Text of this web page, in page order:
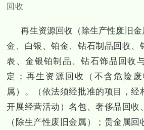
回收
再生资源回收（除生产性废旧
金、白银、铂金、钻石制品回收、
表、金银铂制品、钻石饰品回收
定；再生资源回收（不含危险
属）。（依法须经批准的项目，经
开展经营活动）名包、奢侈品回收
（除生产性废旧金属）；贵金属